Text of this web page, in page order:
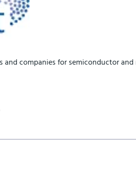
companies for semiconductor